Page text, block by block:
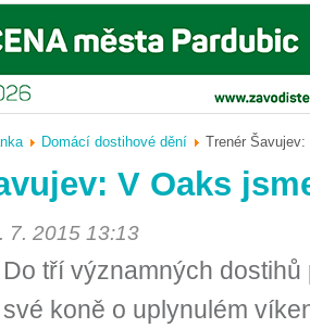
Domácí dostihové dění Trenér
V Oaks
7. 2015 13:13
Do tří významných
své koně o uplynulém